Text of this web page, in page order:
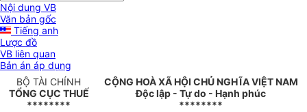
Nội dung VB
Văn bản gốc
Tiếng anh
Lược đồ
VB liên quan
Bản án áp dụng
BỘ TÀI CHÍNH
TỔNG CỤC THUẾ
********
CỘNG HOÀ XÃ HỘI CHỦ NGHĨA VIỆT NAM
Độc lập - Tự do - Hạnh phúc
********